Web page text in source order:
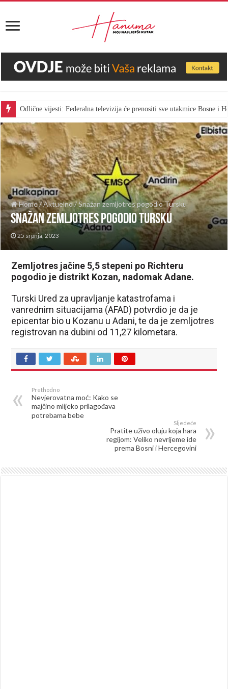
Odlične vijesti: Federalna televizija će prenositi sve utakmice Bosne i
Home/Aktuelno/Snažan zemljotres pogodio Tursku
Snažan zemljotres pogodio Tursku
25 srpnja, 2023
Zemljotres jačine 5,5 stepeni po Richteru
pogodio je distrikt Kozan, nadomak Adane.
Turski Ured za upravljanje katastrofama i
vanrednim situacijama (AFAD) potvrdio je da je
epicentar bio u Kozanu u Adani, te da je zemljotres
registrovan na dubini od 11,27 kilometara.
Prethodno
Nevjerovatna moć: Kako se
majčino mlijeko prilagođava
potrebama bebe
Sljedeće
Pratite uživo oluju koja hara
regijom: Veliko nevrijeme ide
prema Bosni i Hercegovini